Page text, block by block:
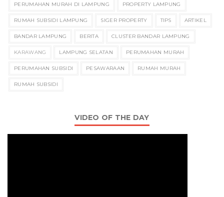
PERUMAHAN MURAH DI LAMPUNG PROPERTY LAMPUNG
RUMAH SUBSIDI LAMPUNG SIGER PROPERTY TIPS ARTIKEL
BANDAR LAMPUNG BERITA CLUSTER BANDAR LAMPUNG
KARAWANG LAMPUNG SELATAN PERUMAHAN MURAH
PERUMAHAN SUBSIDI PESAWARAAN RUMAH MURAH
RUMAH SUBSIDI
VIDEO OF THE DAY